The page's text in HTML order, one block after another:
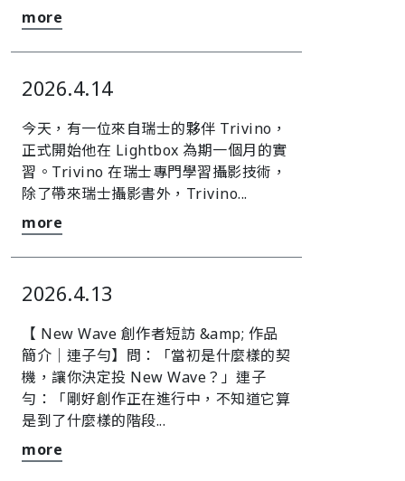
more
2026.4.14
今天，有一位來自瑞士的夥伴 Trivino，
正式開始他在 Lightbox 為期一個月的實
習。Trivino 在瑞士專門學習攝影技術，
除了帶來瑞士攝影書外，Trivino...
more
2026.4.13
【 New Wave 創作者短訪 &amp; 作品
簡介｜連子勻】󠀠󠀠問：「當初是什麼樣的契
機，讓你決定投 New Wave？」連子
勻：「剛好創作正在進行中，不知道它算
是到了什麼樣的階段...
more